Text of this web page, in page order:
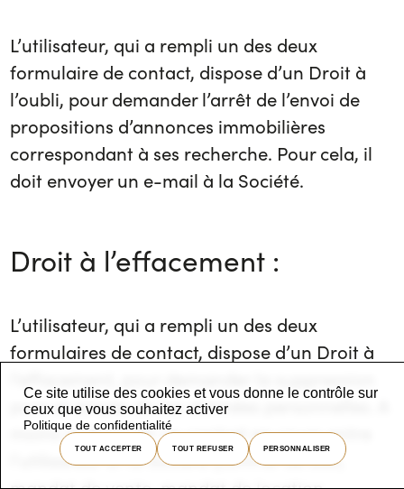
L’utilisateur, qui a rempli un des deux
formulaire de contact, dispose d’un Droit à
l’oubli, pour demander l’arrêt de l’envoi de
propositions d’annonces immobilières
correspondant à ses recherche. Pour cela, il
doit envoyer un e-mail à la Société.
Droit à l’effacement :
L’utilisateur, qui a rempli un des deux
formulaires de contact, dispose d’un Droit à
pure et simple de ses données personnelles. A
moins qu’il n’y ait un contrat en cours entre
l’utilisateur et la Société (contrat de bail,
Ce site utilise des cookies et vous donne le contrôle sur
ceux que vous souhaitez activer
Politique de confidentialité
TOUT ACCEPTER TOUT REFUSER PERSONNALISER